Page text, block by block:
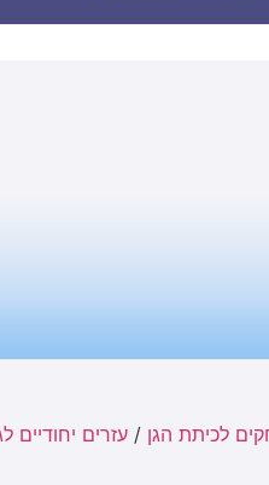
לכיתת הגן / עזרים יחודיים